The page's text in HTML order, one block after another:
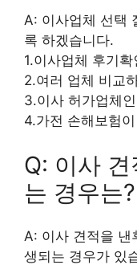
A: 이사업체 선택
록 하겠습니다.
1.이사업체 후기확
2.여러 업체 비교
3.이사 허가업체
4.가전 손해보험
Q: 이사
는 경우는?
A: 이사 견적을 낸
생되는 경우가 있